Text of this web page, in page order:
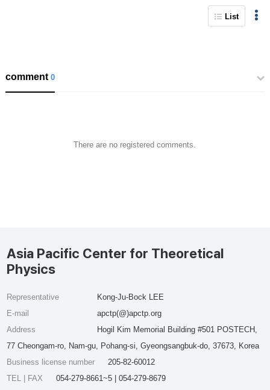
List
comment0
There are no registered comments.
Asia Pacific Center for Theoretical
Physics
Representative
Kong-Ju-Bock LEE
E-mail
apctp(@)apctp.org
Address
Hogil Kim Memorial Building #501 POSTECH,
77 Cheongam-ro, Nam-gu, Pohang-si, Gyeongsangbuk-do, 37673, Korea
Business license number
205-82-60012
TEL | FAX
054-279-8661~5 | 054-279-8679